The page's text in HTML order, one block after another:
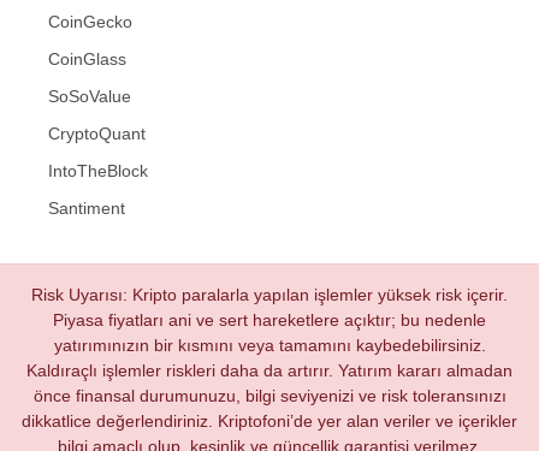
CoinGecko
CoinGlass
SoSoValue
CryptoQuant
IntoTheBlock
Santiment
Risk Uyarısı: Kripto paralarla yapılan işlemler yüksek risk içerir.
Piyasa fiyatları ani ve sert hareketlere açıktır; bu nedenle
yatırımınızın bir kısmını veya tamamını kaybedebilirsiniz.
Kaldıraçlı işlemler riskleri daha da artırır. Yatırım kararı almadan
önce finansal durumunuzu, bilgi seviyenizi ve risk toleransınızı
dikkatlice değerlendiriniz. Kriptofoni’de yer alan veriler ve içerikler
bilgi amaçlı olup, kesinlik ve güncellik garantisi verilmez.